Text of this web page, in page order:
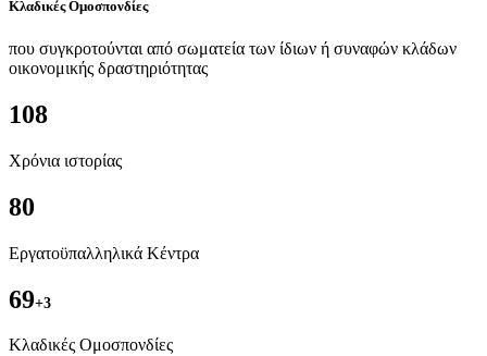
Κλαδικές Ομοσπονδίες
που συγκροτούνται από σωματεία των ίδιων ή συναφών κλάδων
οικονομικής δραστηριότητας
108
Χρόνια ιστορίας
80
Εργατοϋπαλληλικά Κέντρα
69+3
Kλαδικές Ομοσπονδίες